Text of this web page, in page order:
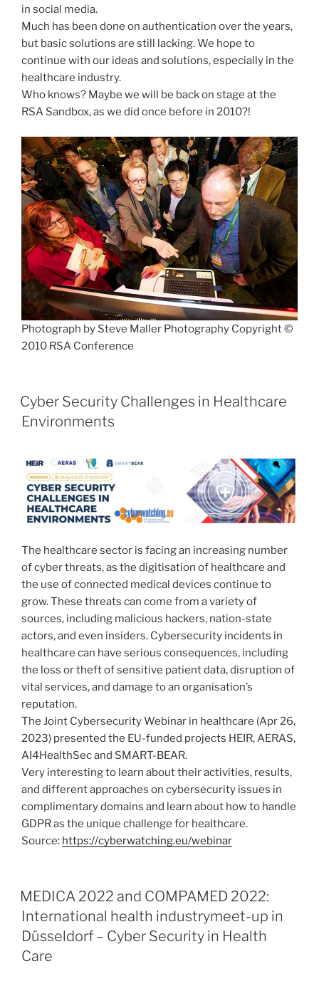
in social media.
Much has been done on authentication over the years,
but basic solutions are still lacking. We hope to
continue with our ideas and solutions, especially in the
healthcare industry.
Who knows? Maybe we will be back on stage at the
RSA Sandbox, as we did once before in 2010?!
Photograph by Steve Maller Photography Copyright ©
2010 RSA Conference
Cyber Security Challenges in Healthcare
Environments
The healthcare sector is facing an increasing number
of cyber threats, as the digitisation of healthcare and
the use of connected medical devices continue to
grow. These threats can come from a variety of
sources, including malicious hackers, nation-state
actors, and even insiders. Cybersecurity incidents in
healthcare can have serious consequences, including
the loss or theft of sensitive patient data, disruption of
vital services, and damage to an organisation’s
reputation.
The Joint Cybersecurity Webinar in healthcare (Apr 26,
2023) presented the EU-funded projects HEIR, AERAS,
AI4HealthSec and SMART-BEAR.
Very interesting to learn about their activities, results,
and different approaches on cybersecurity issues in
complimentary domains and learn about how to handle
GDPR as the unique challenge for healthcare.
Source: https://cyberwatching.eu/webinar
MEDICA 2022 and COMPAMED 2022:
International health industrymeet-up in
Düsseldorf – Cyber Security in Health
Care